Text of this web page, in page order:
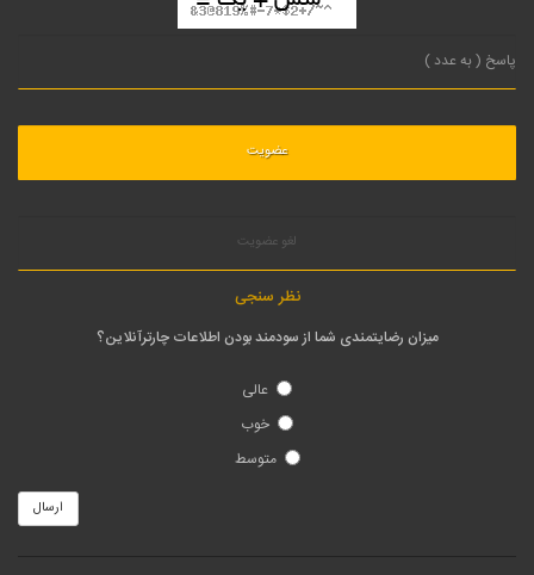
لغو عضویت
نظر سنجی
میزان رضایتمندی شما از سودمند بودن اطلاعات چارترآنلاین؟
عالی
خوب
متوسط
ارسال